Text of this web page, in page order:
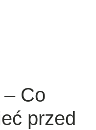
Co
przed